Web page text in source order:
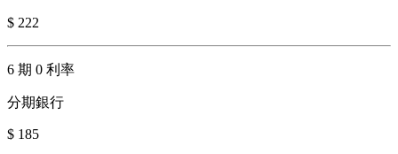
$ 222
6 期 0 利率
分期銀行
$ 185